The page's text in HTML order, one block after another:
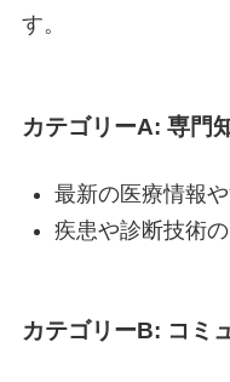
す。
カテゴリーA: 専門
最新の医療情報
疾患や診断技術
カテゴリーB: コミ